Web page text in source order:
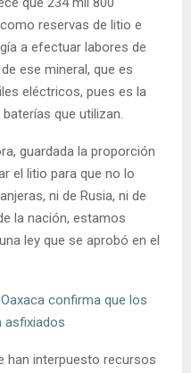
reservas de litio e
a efectuar labores de
ese mineral, que es
eléctricos, pues es la
que utilizan.
guardada la proporción
el litio para que no lo
ni de Rusia, ni de
la nación, estamos
ley que se aprobó en el
confirma que los
asfixiados
han interpuesto recursos